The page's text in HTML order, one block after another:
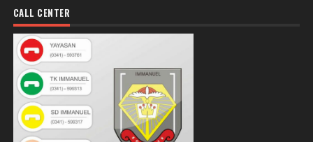
CALL CENTER